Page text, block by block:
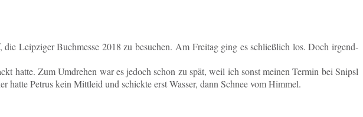
Leip­zi­ger Buch­mes­se 2018 zu be­su­chen. Am Frei­tag ging es schließ­lich los. Doch ir­gend­
hatte. Zum Um­dre­hen war es jedoch schon zu spät, weil ich sonst meinen Termin bei Snipsl
hatte Petrus kein Mitt­leid und schick­te erst Wasser, dann Schnee vom Himmel.